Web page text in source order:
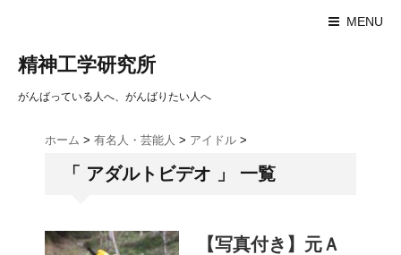
MENU
精神工学研究所
がんばっている人へ、がんばりたい人へ
ホーム > 有名人・芸能人 > アイドル >
「 アダルトビデオ 」 一覧
【写真付き】元Ａ